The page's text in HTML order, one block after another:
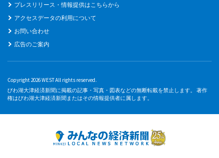
プレスリリース・情報提供はこちらから
アクセスデータの利用について
お問い合わせ
広告のご案内
Copyright 2026 WEST All rights reserved.
びわ湖大津経済新聞に掲載の記事・写真・図表などの無断転載を禁止します。 著作
権はびわ湖大津経済新聞またはその情報提供者に属します。